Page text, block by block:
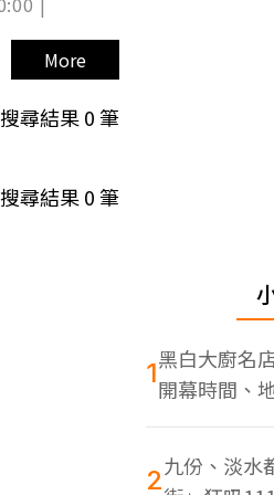
More
搜尋結果0筆
搜尋結果0筆
1黑白大廚名
開幕時間、
蝦
2九份、淡水